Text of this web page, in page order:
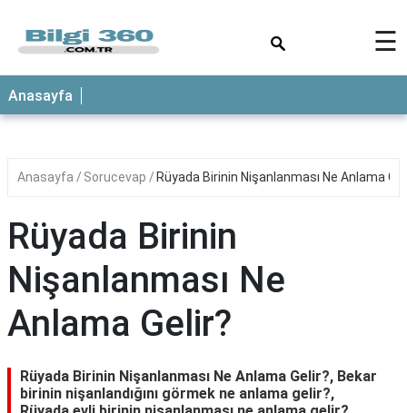
ANASAYFA
☰
Anasayfa
Anasayfa Sorucevap Rüyada Birinin Nişanlanması Ne Anlama
Rüyada Birinin
Nişanlanması Ne
Anlama Gelir?
Rüyada Birinin Nişanlanması Ne Anlama Gelir?, Bekar
birinin nişanlandığını görmek ne anlama gelir?,